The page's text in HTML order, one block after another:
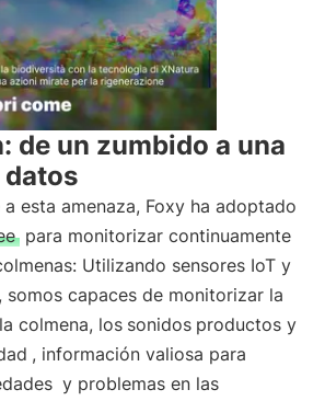
de un zumbido a una
esta amenaza, Foxy ha adoptado
para monitorizar continuamente
Utilizando sensores IoT y
somos capaces de monitorizar la
colmena, los sonidos productos y
, información valiosa para
y problemas en las